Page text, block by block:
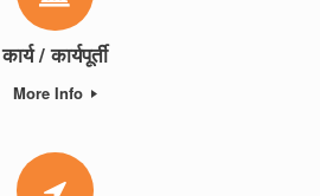
कार्य / कार्यपूर्ती
More Info